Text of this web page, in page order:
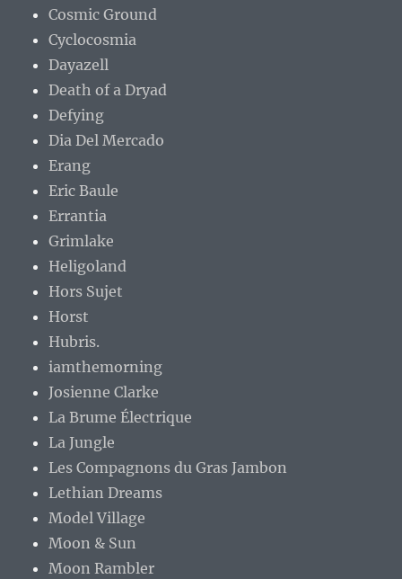
Cosmic Ground
Cyclocosmia
Dayazell
Death of a Dryad
Defying
Dia Del Mercado
Erang
Eric Baule
Errantia
Grimlake
Heligoland
Hors Sujet
Horst
Hubris.
iamthemorning
Josienne Clarke
La Brume Électrique
La Jungle
Les Compagnons du Gras Jambon
Lethian Dreams
Model Village
Moon & Sun
Moon Rambler